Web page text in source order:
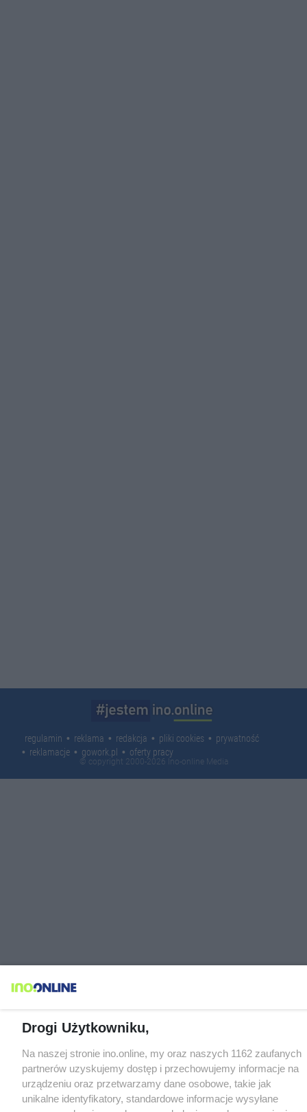
regulamin reklama redakcja pliki cookies
prywatność
reklamacje
gowork.pl oferty pracy
© copyright 2000-2026 Ino-online Media
Drogi Użytkowniku,
Na naszej stronie ino.online, my oraz naszych 1162 zaufanych
partnerów uzyskujemy dostęp i przechowujemy informacje na
urządzeniu oraz przetwarzamy dane osobowe, takie jak
unikalne identyfikatory, standardowe informacje wysyłane